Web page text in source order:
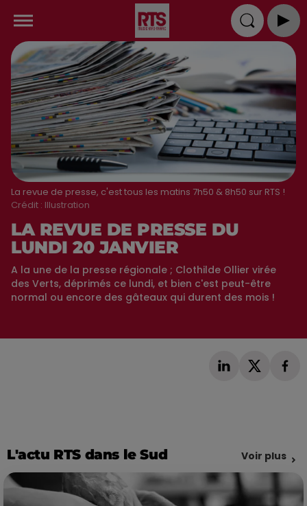
La revue de presse, c'est tous les matins 7h50 & 8h50 sur RTS !
Crédit : Illustration
LA REVUE DE PRESSE DU
LUNDI 20 JANVIER
A la une de la presse régionale ; Clothilde Ollier virée
des Verts, déprimés ce lundi, et bien c'est peut-être
normal ou encore des gâteaux qui durent des mois !
L'actu RTS dans le Sud Voir plus